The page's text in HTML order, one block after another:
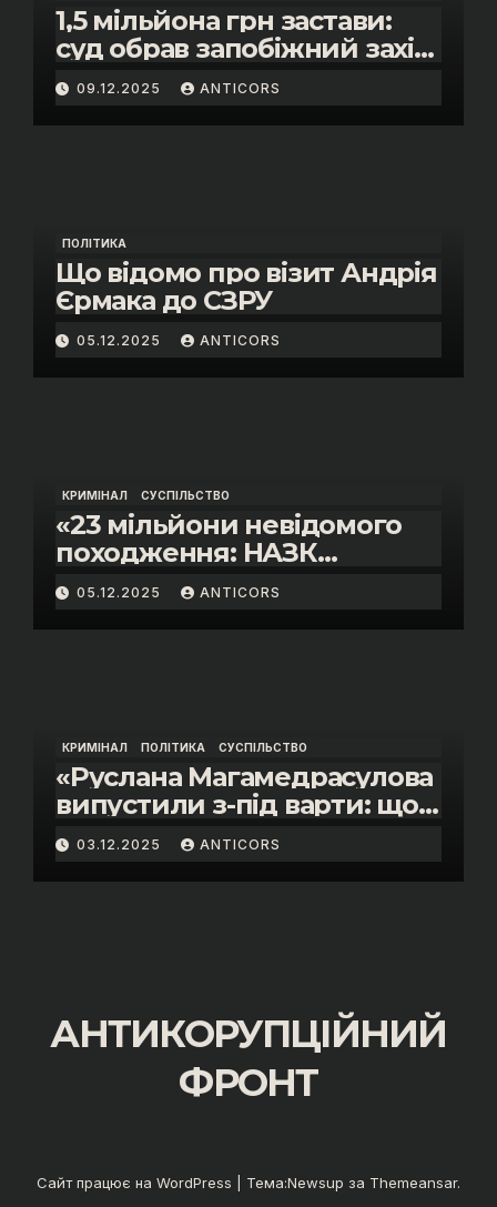
1,5 мільйона грн застави:
суд обрав запобіжний захід
помічнику нардепки Анни
Скороход у справі про
«санкційний підкуп»
09.12.2025 ANTICORS
ПОЛІТИКА
Що відомо про візит Андрія
Єрмака до СЗРУ
05.12.2025 ANTICORS
КРИМІНАЛ СУСПІЛЬСТВО
«23 мільйони невідомого
походження: НАЗК
викрило розкішне життя
інспектора митниці “Тиса”
Василя Пупени»
05.12.2025 ANTICORS
КРИМІНАЛ ПОЛІТИКА СУСПІЛЬСТВО
«Руслана Магамедрасулова
випустили з-під варти: що
відбувалось у залі суду»
03.12.2025 ANTICORS
АНТИКОРУПЦІЙНИЙ
ФРОНТ
Сайт працює на WordPress Тема:Newsup за Themeansar.